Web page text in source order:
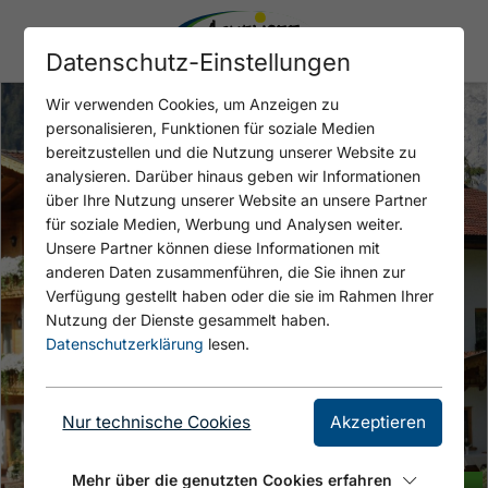
Datenschutz-Einstellungen
Wir verwenden Cookies, um Anzeigen zu
personalisieren, Funktionen für soziale Medien
bereitzustellen und die Nutzung unserer Website zu
analysieren. Darüber hinaus geben wir Informationen
über Ihre Nutzung unserer Website an unsere Partner
für soziale Medien, Werbung und Analysen weiter.
Unsere Partner können diese Informationen mit
anderen Daten zusammenführen, die Sie ihnen zur
Verfügung gestellt haben oder die sie im Rahmen Ihrer
Nutzung der Dienste gesammelt haben.
Datenschutzerklärung lesen.
Nur technische Cookies Akzeptieren
Mehr über die genutzten Cookies erfahren